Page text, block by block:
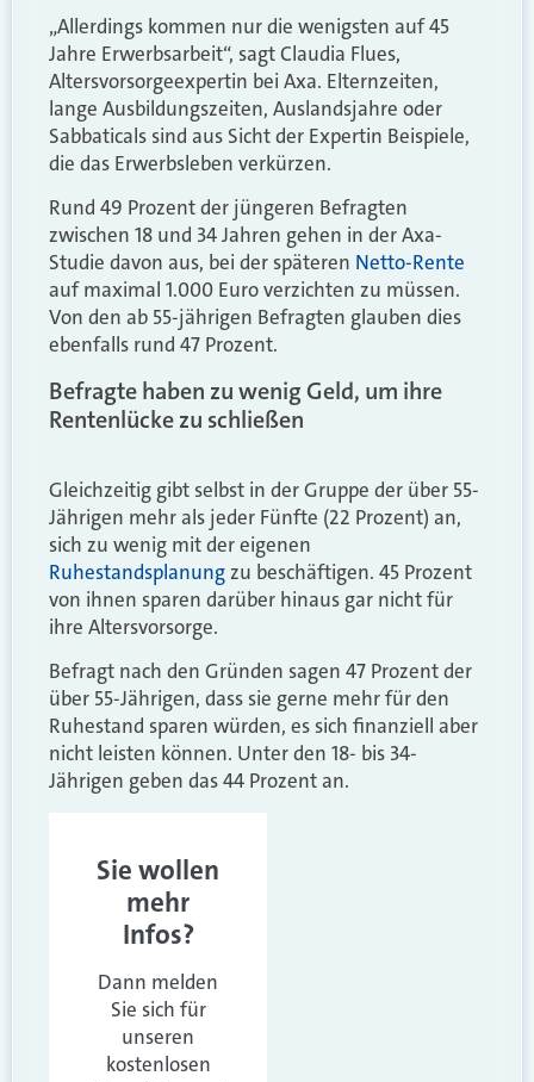
„Allerdings kommen nur die wenigsten auf 45
Jahre Erwerbsarbeit“, sagt Claudia Flues,
Altersvorsorgeexpertin bei Axa. Elternzeiten,
lange Ausbildungszeiten, Auslandsjahre oder
Sabbaticals sind aus Sicht der Expertin Beispiele,
die das Erwerbsleben verkürzen.
Rund 49 Prozent der jüngeren Befragten
zwischen 18 und 34 Jahren gehen in der Axa-
Studie davon aus, bei der späteren Netto-Rente
auf maximal 1.000 Euro verzichten zu müssen.
Von den ab 55-jährigen Befragten glauben dies
ebenfalls rund 47 Prozent.
Befragte haben zu wenig Geld, um ihre
Rentenlücke zu schließen
Gleichzeitig gibt selbst in der Gruppe der über 55-
Jährigen mehr als jeder Fünfte (22 Prozent) an,
sich zu wenig mit der eigenen
Ruhestandsplanungzu beschäftigen. 45 Prozent
von ihnen sparen darüber hinaus gar nicht für
ihre Altersvorsorge.
Befragt nach den Gründen sagen 47 Prozent der
über 55-Jährigen, dass sie gerne mehr für den
Ruhestand sparen würden, es sich finanziell aber
nicht leisten können. Unter den 18- bis 34-
Jährigen geben das 44 Prozent an.
Sie wollen
mehr
Infos?
Dann melden
Sie sich für
unseren
kostenlosen